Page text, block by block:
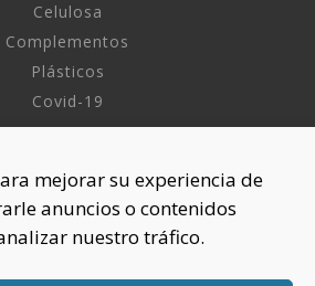
mejorar su experiencia de
anuncios o contenidos
nuestro tráfico.
Celulosa
Complementos
Plásticos
Covid-19
Sobre nosotros
Aviso Legal
de Privacidad